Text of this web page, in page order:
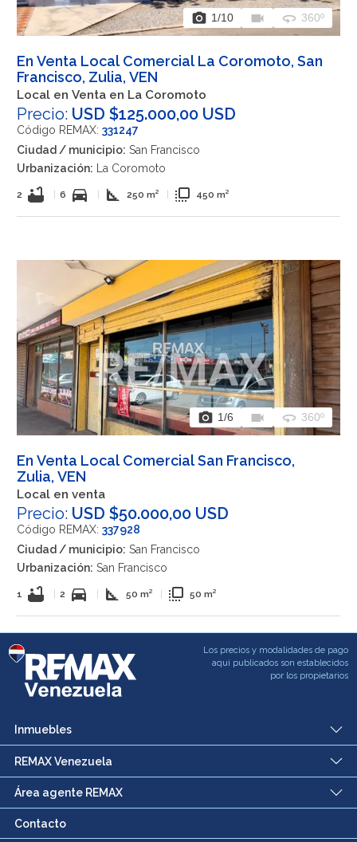
photo_camera 1/10 videocam 360 360º
En Venta Local Comercial La Coromoto, San
Francisco, Zulia, VEN
Local en Venta en La Coromoto
Precio: USD $125.000,00 USD
Código REMAX: 331247
Ciudad / municipio: San Francisco
Urbanización: La Coromoto
2 bathtub 6 directions_car square_foot 250 m² flip_to_front 450 m²
photo_camera 1/6 videocam 360 360º
En Venta Local Comercial San Francisco,
Zulia, VEN
Local en venta
Precio: USD $50.000,00 USD
Código REMAX: 337928
Ciudad / municipio: San Francisco
Urbanización: San Francisco
1 bathtub 2 directions_car square_foot 50 m² flip_to_front 50 m²
Los precios y modalidades de pago
aqui publicados son establecidos
por los propietarios
Inmuebles
REMAX Venezuela
Área agente REMAX
Contacto